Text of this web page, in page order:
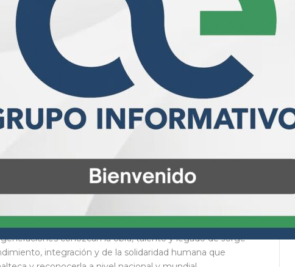
Florencia.
el gobernante es un político sensible por lo que hay
la política sin amar la estética? ¿Cómo ser políticos si no
cerámica, la sensibilidad del artista y de lo que nos
diputado Jorge Álvarez Máynez, destacó la importancia
derecho a la felicidad y bienestar de las y los ciudadanos; la
en el gobierno de Jalisco.
de MC, dijo que la muestra tiene raíces
de escritores, juristas, artistas, escultores, pintores y
que Jalisco esté representado en esta
de la Comisión de Cultura y Cinematografía,
conozcan la obra, talento y legado de Jorge
integración y de la solidaridad humana que